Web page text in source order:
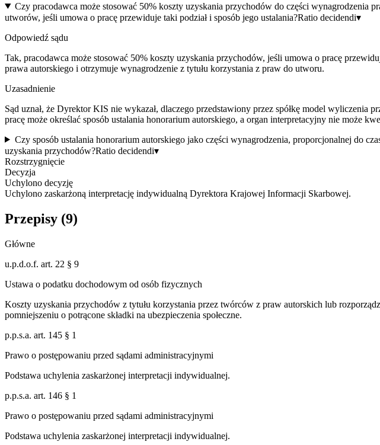
Czy pracodawca może stosować 50% koszty uzyskania przychodów do części
utworów, jeśli umowa o pracę przewiduje taki podział i sposób jego ustalania?Ratio decidendi▾
Odpowiedź sądu
Tak, pracodawca może stosować 50% koszty uzyskania przychodów, jeśli umowa o pracę
prawa autorskiego i otrzymuje wynagrodzenie z tytułu korzystania z praw do utworu.
Uzasadnienie
Sąd uznał, że Dyrektor KIS nie wykazał, dlaczego przedstawiony przez spółkę model
pracę może określać sposób ustalania honorarium autorskiego, a organ interpretacyjny nie może
Czy sposób ustalania honorarium autorskiego jako części wynagrodzenia, proporcjonalnej do
uzyskania przychodów?Ratio decidendi▾
Rozstrzygnięcie
Decyzja
Uchylono decyzję
Uchylono zaskarżoną interpretację indywidualną Dyrektora Krajowej Informacji Skarbowej.
Przepisy (9)
Główne
u.p.d.o.f. art. 22 § 9
Ustawa o podatku dochodowym od osób fizycznych
Koszty uzyskania przychodów z tytułu korzystania przez twórców z praw autorskich lub
pomniejszeniu o potrącone składki na ubezpieczenia społeczne.
p.p.s.a. art. 145 § 1
Prawo o postępowaniu przed sądami administracyjnymi
Podstawa uchylenia zaskarżonej interpretacji indywidualnej.
p.p.s.a. art. 146 § 1
Prawo o postępowaniu przed sądami administracyjnymi
Podstawa uchylenia zaskarżonej interpretacji indywidualnej.